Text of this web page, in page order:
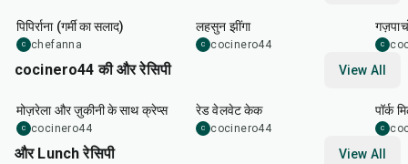
पिपिर्राना (गर्मी का सलाद)
C chefanna
लहसुन झींगा
C cocinero44 C
cocinero44 की और रेसिपी View All
मोज़रेला और ज़ुकीनी के साथ क्रेप्स
C cocinero44
रेड वेलवेट केक
C cocinero44
पॉर्क
C
और Lunch रेसिपी View All